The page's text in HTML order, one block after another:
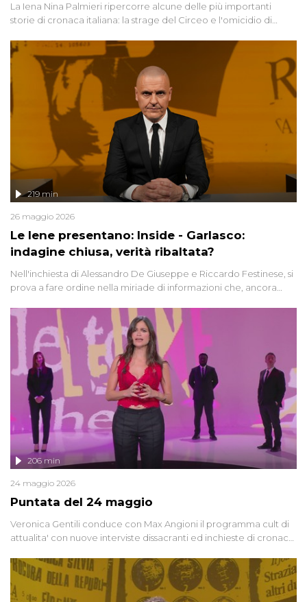
La Iena Nina Palmieri ripercorre alcune delle più importanti
storie di cronaca italiana: la strage del Circeo e l'omicidio di
Le Iene presentano: Inside - Garlasco:
indagine chiusa, verità ribaltata?
219 min
26 maggio 2026
Nell'inchiesta di Alessandro De Giuseppe e Riccardo Festinese, si
prova a fare ordine nella miriade di informazioni che, ancora
giudiziarie più discusse degli ultimi anni. Lo speciale ricostruisce la
vicenda mettendo in fila testimonianze, errori, dettagli
controversi e i protagonisti di un'indagine che sembra non avere
fine.
Puntata del 24 maggio
206 min
24 maggio 2026
Veronica Gentili conduce con Max Angioni il programma cult di
attualita' con nuove interviste dissacranti ed inchieste di cronaca